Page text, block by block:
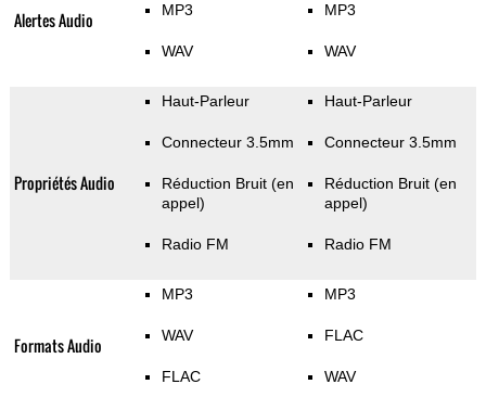
Alertes Audio MP3
WAV
MP3
WAV
Propriétés Audio
Haut-Parleur
Connecteur 3.5mm
Réduction Bruit (en
appel)
Radio FM
Haut-Parleur
Connecteur 3.5mm
Réduction Bruit (en
appel)
Radio FM
Formats Audio
MP3
WAV
FLAC
MP3
FLAC
WAV